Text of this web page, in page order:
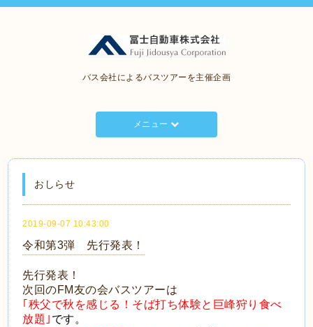
バス会社によるバスツアーを主催企画
メニュー
おしらせ
2019-09-07 10:43:00
令和第3弾 先行発表！
先行発表！
次回のFM友の会バスツアーは
｢秩父で秋を感じる！そば打ち体験と巨峰狩り食べ
放題｣ です。